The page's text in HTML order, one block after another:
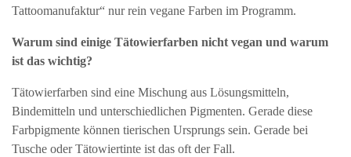
Tattoomanufaktur“ nur rein vegane Farben im Programm.
Warum sind einige Tätowierfarben nicht vegan und warum
ist das wichtig?
Tätowierfarben sind eine Mischung aus Lösungsmitteln,
Bindemitteln und unterschiedlichen Pigmenten. Gerade diese
Farbpigmente können tierischen Ursprungs sein. Gerade bei
Tusche oder Tätowiertinte ist das oft der Fall.